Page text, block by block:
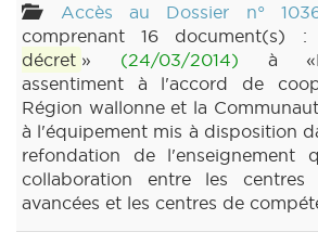
Accès au Dossier n°
comprenant 16 document(s)
décret » (24/03/2014) à
assentiment à l'accord de
Région wallonne et la
à l'équipement mis à disposition
refondation de l'enseignement
collaboration entre les centres
avancées et les centres de